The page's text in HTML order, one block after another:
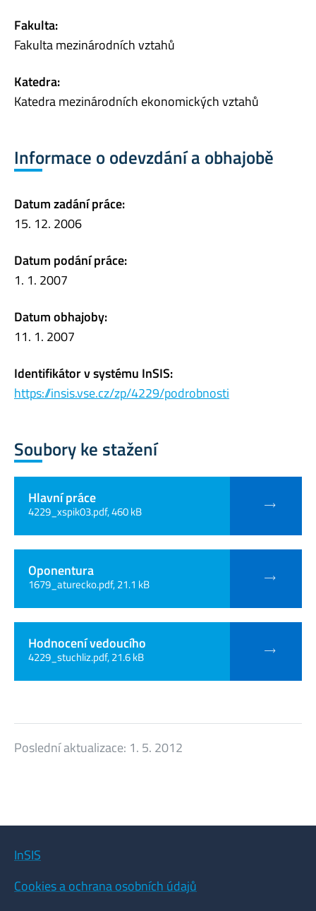
Fakulta:
Fakulta mezinárodních vztahů
Katedra:
Katedra mezinárodních ekonomických vztahů
Informace o odevzdání a obhajobě
Datum zadání práce:
15. 12. 2006
Datum podání práce:
1. 1. 2007
Datum obhajoby:
11. 1. 2007
Identifikátor v systému InSIS:
https://insis.vse.cz/zp/4229/podrobnosti
Soubory ke stažení
Hlavní práce
4229_xspik03.pdf, 460 kB
Oponentura
1679_aturecko.pdf, 21.1 kB
Hodnocení vedoucího
4229_stuchliz.pdf, 21.6 kB
Poslední aktualizace: 1. 5. 2012
InSIS
Cookies a ochrana osobních údajů